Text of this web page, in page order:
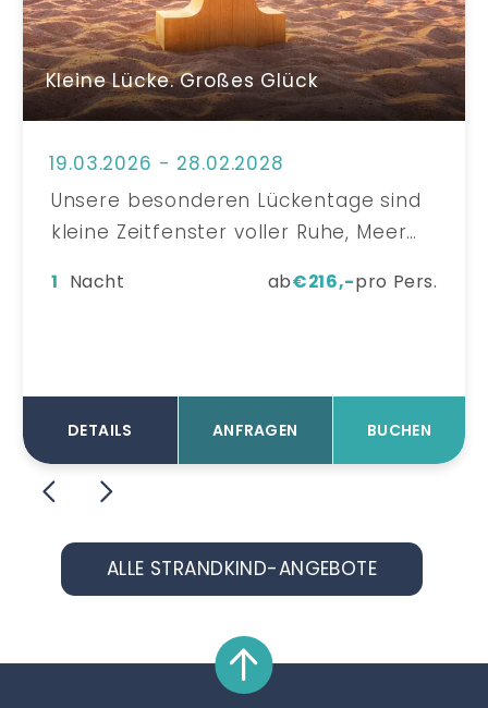
Kleine Lücke. Großes Glück
Unsere besonderen Lückentage sind
kleine Zeitfenster voller Ruhe, Meer
sich eine kurze Auszeit gönnen
Konditionen und erlebt das
Strandkind von seiner
1 Nacht ab€216,-pro Pers.
19.03.2026 - 28.02.2028
DETAILS BUCHEN
ANFRAGEN
ALLE STRANDKIND-ANGEBOTE